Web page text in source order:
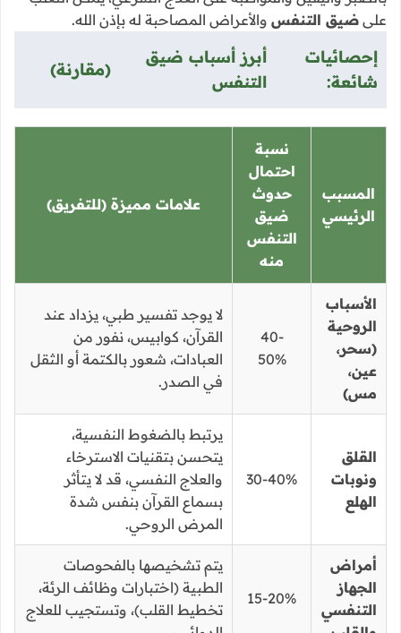
على ضيق التنفس والأعراض المصاحبة له بإذن الله.
إحصائيات
شائعة:
أبرز أسباب ضيق
التنفس
(مقارنة)
المسبب
الرئيسي
نسبة
احتمال
حدوث
ضيق
التنفس
منه
علامات مميزة (للتفريق)
الأسباب
الروحية
(سحر،
عين،
مس)
40-
50%
لا يوجد تفسير طبي، يزداد عند
القرآن، كوابيس، نفور من
العبادات، شعور بالكتمة أو الثقل
في الصدر.
القلق
ونوبات
الهلع
30-40%
يرتبط بالضغوط النفسية،
يتحسن بتقنيات الاسترخاء
والعلاج النفسي، قد لا يتأثر
بسماع القرآن بنفس شدة
المرض الروحي.
أمراض
الجهاز
التنفسي
15-20%
يتم تشخيصها بالفحوصات
الطبية (اختبارات وظائف الرئة،
تخطيط القلب)، وتستجيب للعلاج